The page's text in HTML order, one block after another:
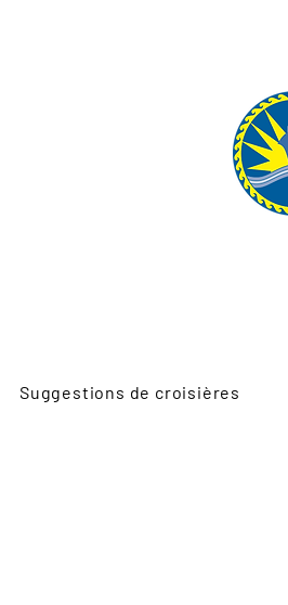
Suggestions de croisières